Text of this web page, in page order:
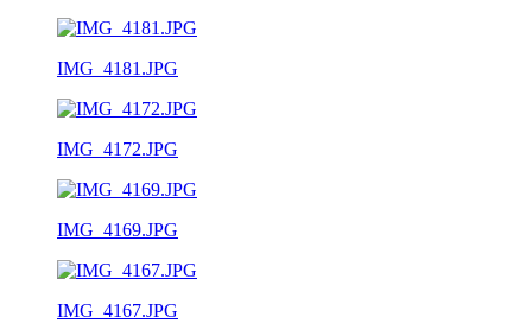
IMG_4181.JPG
IMG_4172.JPG
IMG_4169.JPG
IMG_4167.JPG